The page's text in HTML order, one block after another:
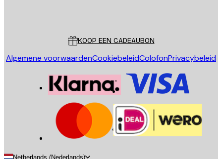
KOOP EEN CADEAUBON
Algemene voorwaardenCookiebeleidColofonPrivacybeleid
Netherlands (Nederlands)